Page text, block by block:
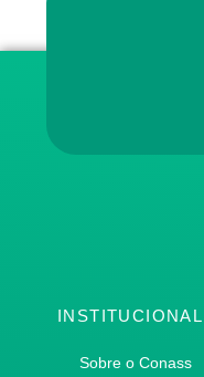
INSTITUCIONAL
Sobre o Conass